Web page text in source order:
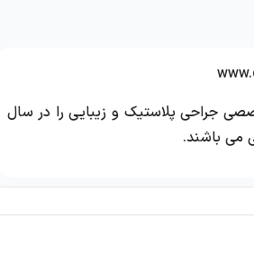
جراحی پلاستیک و زیبایی را در سال